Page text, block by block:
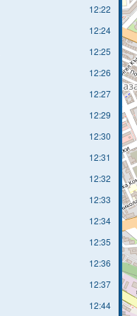
12:22
12:24
12:25
12:26
12:27
12:29
12:30
12:31
12:32
12:33
12:34
12:35
12:36
12:37
12:44